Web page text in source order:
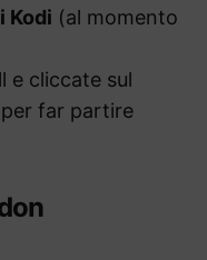
Kodi (al momento
e cliccate sul
far partire